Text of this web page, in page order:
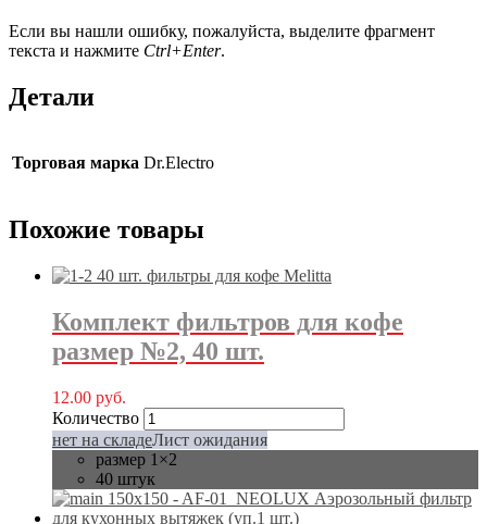
Если вы нашли ошибку, пожалуйста, выделите фрагмент
текста и нажмите Ctrl+Enter.
Детали
Торговая марка Dr.Electro
Похожие товары
Комплект фильтров для кофе
размер №2, 40 шт.
12.00 руб.
Количество
нет на складеЛист ожидания
размер 1×2
40 штук